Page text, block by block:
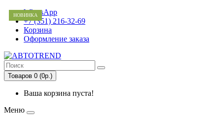
WhatsApp
+7 (351) 216-32-69
Корзина
Оформление заказа
Товаров 0 (0р.)
Ваша корзина пуста!
Меню
ХИТ
НОВИНКА
НОВИНКА
НОВИНКА
НОВИНКА
НОВИНКА
НОВИНКА
НОВИНКА
НОВИНКА
НОВИНКА
НОВИНКА
НОВИНКА